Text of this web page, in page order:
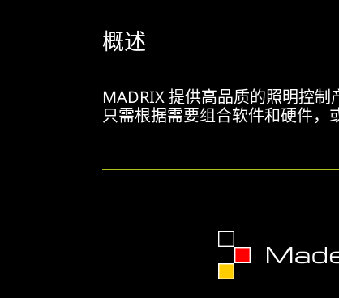
概述
MADRIX 提供高品质的照明控制
只需根据需要组合软件和硬件，